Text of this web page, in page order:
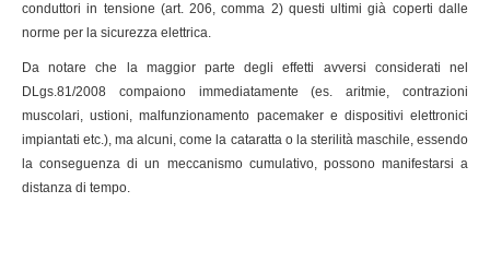
conduttori in tensione (art. 206, comma 2) questi ultimi già coperti dalle
norme per la sicurezza elettrica.
Da notare che la maggior parte degli effetti avversi considerati nel
DLgs.81/2008 compaiono immediatamente (es. aritmie, contrazioni
muscolari, ustioni, malfunzionamento pacemaker e dispositivi elettronici
impiantati etc.), ma alcuni, come la cataratta o la sterilità maschile, essendo
la conseguenza di un meccanismo cumulativo, possono manifestarsi a
distanza di tempo.